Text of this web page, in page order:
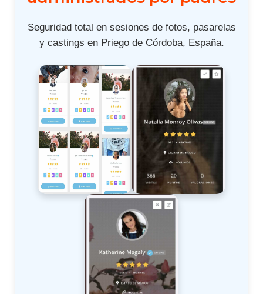
Seguridad total en sesiones de fotos, pasarelas
y castings en Priego de Córdoba, España.